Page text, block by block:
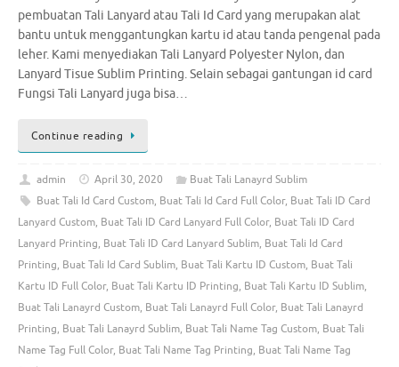
pembuatan Tali Lanyard atau Tali Id Card yang merupakan alat
bantu untuk menggantungkan kartu id atau tanda pengenal pada
leher. Kami menyediakan Tali Lanyard Polyester Nylon, dan
Lanyard Tisue Sublim Printing. Selain sebagai gantungan id card
Fungsi Tali Lanyard juga bisa…
Continue reading
admin April 30, 2020
Buat Tali Lanayrd Sublim
Buat Tali Id Card Custom, Buat Tali Id Card Full Color, Buat Tali ID Card
Lanyard Custom, Buat Tali ID Card Lanyard Full Color, Buat Tali ID Card
Lanyard Printing, Buat Tali ID Card Lanyard Sublim, Buat Tali Id Card
Printing, Buat Tali Id Card Sublim, Buat Tali Kartu ID Custom, Buat Tali
Kartu ID Full Color, Buat Tali Kartu ID Printing, Buat Tali Kartu ID Sublim,
Buat Tali Lanayrd Custom, Buat Tali Lanayrd Full Color, Buat Tali Lanayrd
Printing, Buat Tali Lanayrd Sublim, Buat Tali Name Tag Custom, Buat Tali
Name Tag Full Color, Buat Tali Name Tag Printing, Buat Tali Name Tag